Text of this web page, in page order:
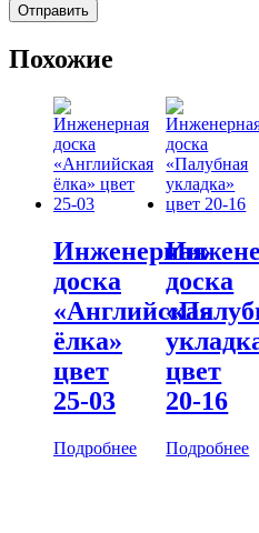
Похожие
Инженерная
доска
«Английская
ёлка»
цвет
25-03
Подробнее
доска
цвет
20-16
Подробнее